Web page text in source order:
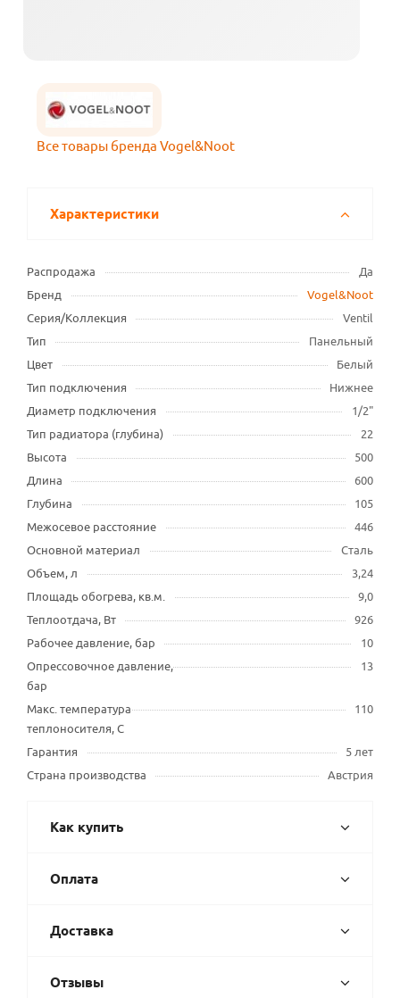
Все товары бренда Vogel&Noot
Характеристики
Распродажа
Да
Бренд
Vogel&Noot
Серия/Коллекция
Ventil
Тип
Панельный
Цвет
Белый
Тип подключения
Нижнее
Диаметр подключения
1/2"
Тип радиатора (глубина)
22
Высота
500
Длина
600
Глубина
105
Межосевое расстояние
446
Основной материал
Сталь
Объем, л
3,24
Площадь обогрева, кв.м.
9,0
Теплоотдача, Вт
926
Рабочее давление, бар
10
Опрессовочное давление,
бар
13
Макс. температура
теплоносителя, С
110
Гарантия
5 лет
Страна производства
Австрия
Как купить
Оплата
Доставка
Отзывы